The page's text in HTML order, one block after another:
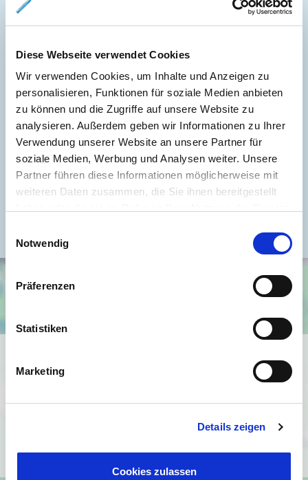
Diese Webseite verwendet Cookies
Wir verwenden Cookies, um Inhalte und Anzeigen zu
personalisieren, Funktionen für soziale Medien anbieten
zu können und die Zugriffe auf unsere Website zu
analysieren. Außerdem geben wir Informationen zu Ihrer
Verwendung unserer Website an unsere Partner für
soziale Medien, Werbung und Analysen weiter. Unsere
Partner führen diese Informationen möglicherweise mit
weiteren Daten zusammen, die Sie ihnen bereitgestellt
Notwendig
Präferenzen
Statistiken
Marketing
Details zeigen
Cookies zulassen
Wesentlicher Energieträger
GAS
Energieausweis gültig bis
2030-03-03
Energieausweis Jahrgang
Energieausweis Werteklasse
F
Energieausweis Baujahr
1930
Heizung
Zentralheizung
Befeuerung
Gas
(https://policies.google.com/privacy).